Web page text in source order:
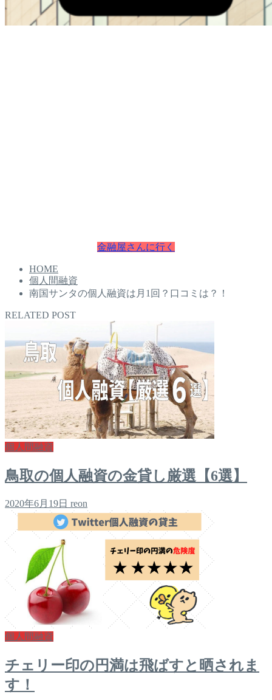
金融屋さんに行く
HOME
個人間融資
南国サンタの個人融資は月1回？口コミは？！
RELATED POST
個人間融資
鳥取の個人融資の金貸し厳選【6選】
2020年6月19日 reon
個人間融資
チェリー印の円満は飛ばすと晒されま
す！